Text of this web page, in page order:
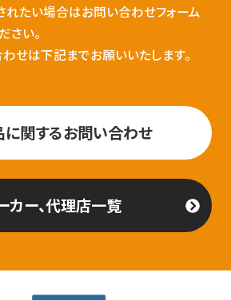
れたい場合はお問い合わせフォーム
さい。
せは下記までお願いいたします。
に関するお問い合わせ
カー、代理店一覧